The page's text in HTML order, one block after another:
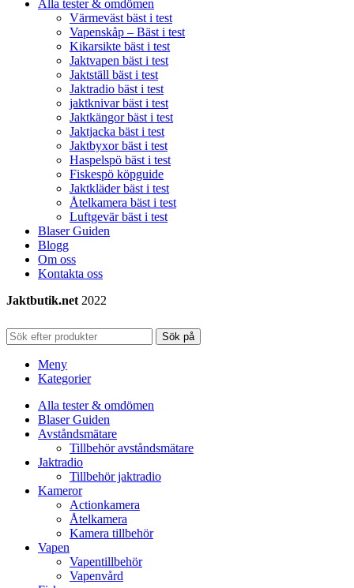
Alla tester & omdömen
Värmeväst bäst i test
Vapenskåp – Bäst i test
Kikarsikte bäst i test
Jaktvapen bäst i test
Jaktställ bäst i test
Jaktradio bäst i test
jaktknivar bäst i test
Jaktkängor bäst i test
Jaktjacka bäst i test
Jaktbyxor bäst i test
Haspelspö bäst i test
Fiskespö köpguide
Jaktkläder bäst i test
Åtelkamera bäst i test
Luftgevär bäst i test
Blaser Guiden
Blogg
Om oss
Kontakta oss
Jaktbutik.net 2022
Sök på
Meny
Kategorier
Alla tester & omdömen
Blaser Guiden
Avståndsmätare
Tillbehör avståndsmätare
Jaktradio
Tillbehör jaktradio
Kameror
Actionkamera
Åtelkamera
Kamera tillbehör
Vapen
Vapentillbehör
Vapenvård